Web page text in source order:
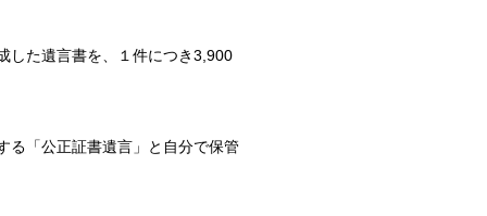
した遺言書を、１件につき3,900
る「公正証書遺言」と自分で保管